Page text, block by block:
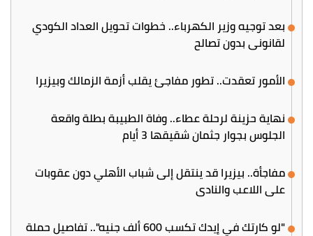
بعد توجيه وزير الكهرباء.. خطوات تحويل العداد الكودي
لقانوني بدون تصالح
الأمور تعقدت.. تطور مفاجئ يقلب أزمة الزمالك وبيزيرا
نهاية حزينة لرحلة عطاء.. وفاة الطبيبة بطلة واقعة
الجلوس بجوار جثمان شقيقها 3 أيام
مفاجأة.. بيزيرا قد ينتقل إلى شباب الأهلي دون عقوبات
على اللاعب والنادي
"لو كارتك في إيدك تكسب 600 ألف جنيه".. تفاصيل حملة